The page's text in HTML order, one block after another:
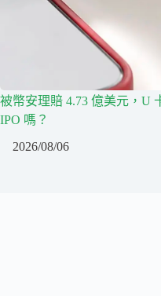
被幣安理賠 4.73 億美元，U
IPO 嗎？
2026/08/06